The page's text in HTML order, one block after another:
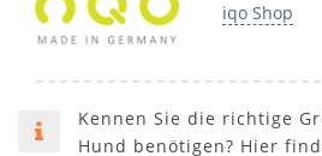
iqo Shop
Kennen Sie die richtige
Hund benötigen? Hier